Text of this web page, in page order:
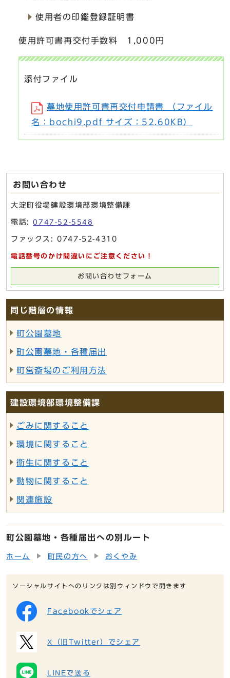
使用者の印鑑登録証明書
使用許可書再交付手数料 1,000円
添付ファイル
墓地使用許可書再交付申請書 （ファイル
名：bochi9.pdf サイズ：52.60KB）
お問い合わせ
大淀町役場建設環境部環境整備課
電話:0747-52-5548
ファックス: 0747-52-4310
電話番号のかけ間違いにご注意ください！
お問い合わせフォーム
同じ階層の情報
町公園墓地
町公園墓地・各種届出
町営斎場のご利用方法
建設環境部環境整備課
ごみに関すること
環境に関すること
衛生に関すること
動物に関すること
関連施設
町公園墓地・各種届出への別ルート
ホーム 町民の方へ おくやみ
ソーシャルサイトへのリンクは別ウィンドウで開きます
Facebookでシェア
X（旧Twitter）でシェア
LINEで送る